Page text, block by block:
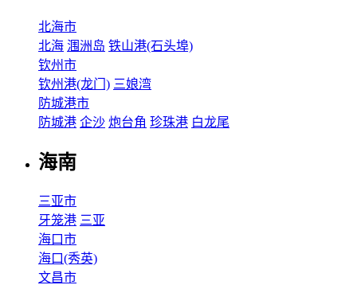
北海市
北海 涠洲岛 铁山港(石头埠)
钦州市
钦州港(龙门) 三娘湾
防城港市
防城港 企沙 炮台角 珍珠港 白龙尾
海南
三亚市
牙笼港 三亚
海口市
海口(秀英)
文昌市